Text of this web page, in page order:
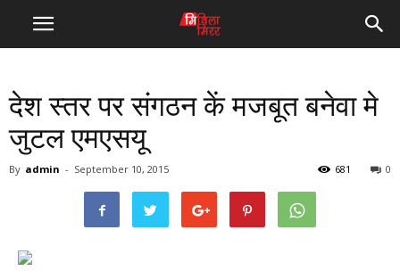
देश स्तर पर संगठन कें मजबूत बनेवा मे
जुटल एमएसयू
By admin - September 10, 2015 0
681